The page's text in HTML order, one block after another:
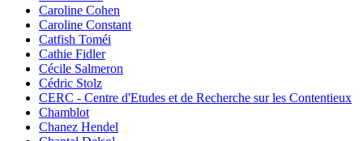
Caroline Cohen
Caroline Constant
Catfish Toméi
Cathie Fidler
Cécile Salmeron
Cédric Stolz
CERC - Centre d'Etudes et de Recherche sur les Contentieux
Chamblot
Chanez Hendel